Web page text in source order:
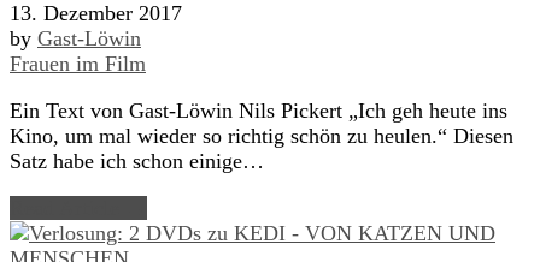
13. Dezember 2017
by Gast-Löwin
Frauen im Film
Ein Text von Gast-Löwin Nils Pickert „Ich geh heute ins
Kino, um mal wieder so richtig schön zu heulen.“ Diesen
Satz habe ich schon einige…